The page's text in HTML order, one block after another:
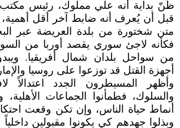
ظُنّ بداية أنه علي مملوك، رئيس مكتب
قبل أن يُعرف أنه ضابط آخر أقل
متن شختورة من بلدة العريضة عبر
فكأنه لاجئ سوري يقصد أوربا من
من سواحل بلدان شمال أفريقيا.
أجهزة القتل قد توزعوا على روسيا
وأظهر المسيطرون الجدد اعتدالاً
والسلوك، فطمأنوا الجماعات الأهلية،
أنماط حياة الناس، وإن تكن وقعت
وبذلوا جهدهم كي يكونوا مقبولين داخلياً